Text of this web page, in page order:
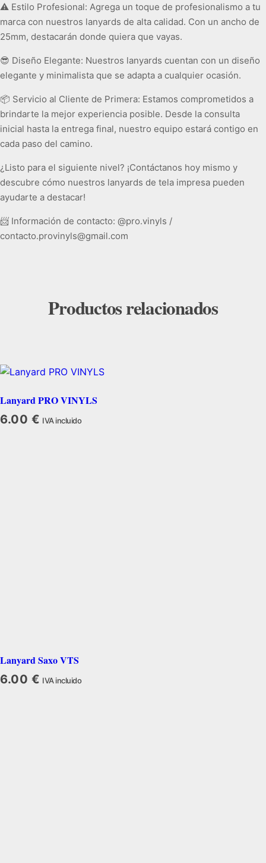
⚠ Estilo Profesional: Agrega un toque de profesionalismo a tu
marca con nuestros lanyards de alta calidad. Con un ancho de
25mm, destacarán donde quiera que vayas.
😎 Diseño Elegante: Nuestros lanyards cuentan con un diseño
elegante y minimalista que se adapta a cualquier ocasión.
📦 Servicio al Cliente de Primera: Estamos comprometidos a
brindarte la mejor experiencia posible. Desde la consulta
inicial hasta la entrega final, nuestro equipo estará contigo en
cada paso del camino.
¿Listo para el siguiente nivel? ¡Contáctanos hoy mismo y
descubre cómo nuestros lanyards de tela impresa pueden
ayudarte a destacar!
📨 Información de contacto: @pro.vinyls /
contacto.provinyls@gmail.com
Productos relacionados
Lanyard PRO VINYLS
6.00 € IVA incluido
Lanyard Saxo VTS
6.00 € IVA incluido